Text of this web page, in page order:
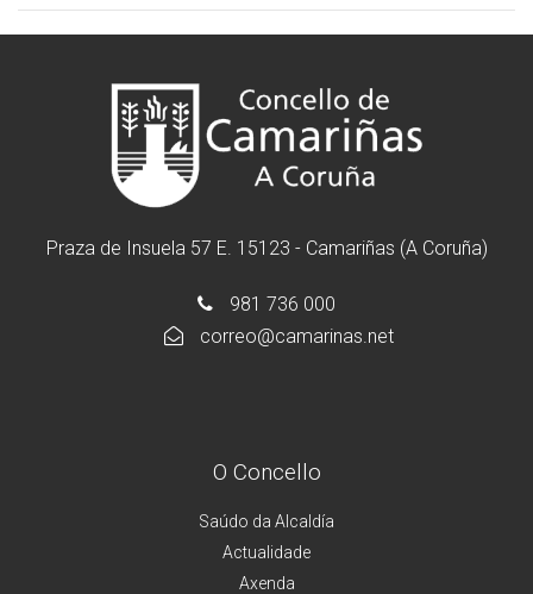
Praza de Insuela 57 E. 15123 - Camariñas (A Coruña)
981 736 000
correo@camarinas.net
O Concello
Saúdo da Alcaldía
Actualidade
Axenda